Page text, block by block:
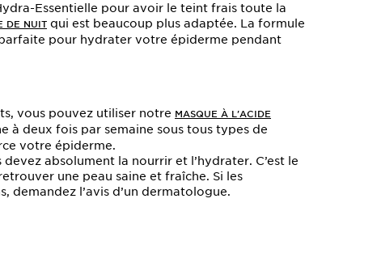
Essentielle pour avoir le teint frais toute la
DE NUIT qui est beaucoup plus adaptée. La formule
pour hydrater votre épiderme pendant
vous pouvez utiliser notre MASQUE À L'ACIDE
à deux fois par semaine sous tous types de
votre épiderme.
absolument la nourrir et l’hydrater. C’est le
une peau saine et fraîche. Si les
demandez l’avis d’un dermatologue.